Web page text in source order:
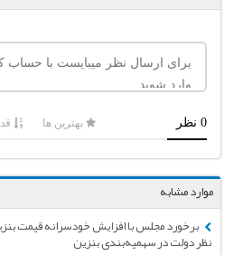
موارد مشابه
برخورد مجلس با افزایش خودسرانه قیمت
نظر دولت در سهمیه‌بندی بنزین